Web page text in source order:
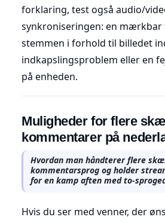
forklaring, test også audio/
synkroniseringen: en
stemmen i forhold til billedet
indkapslingsproblem eller en
på enheden.
Muligheder for flere
kommentarer på
Hvordan man håndterer flere
kommentarsprog og holder
for en kamp aften med to-
Hvis du ser med venner, der